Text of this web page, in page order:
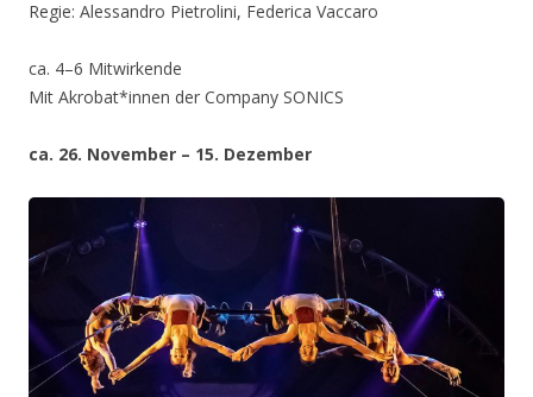
Regie: Alessandro Pietrolini, Federica Vaccaro
ca. 4–6 Mitwirkende
Mit Akrobat*innen der Company SONICS
ca. 26. November – 15. Dezember